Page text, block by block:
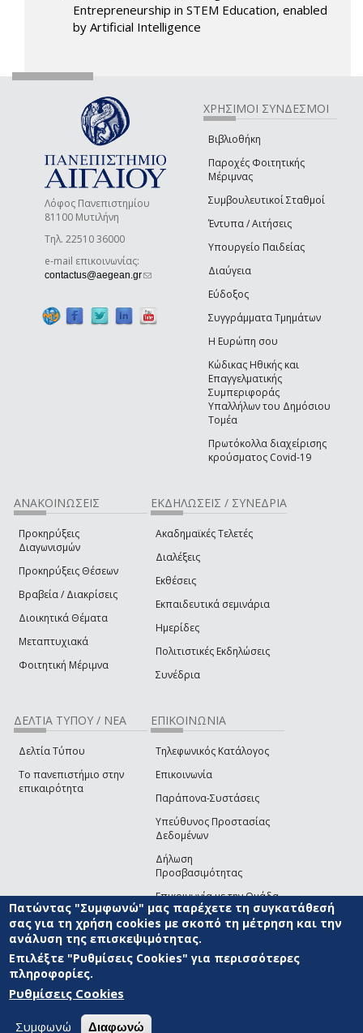
Entrepreneurship in STEM Education, enabled
by Artificial Intelligence
Λόφος Πανεπιστημίου
81100 Μυτιλήνη
Τηλ. 22510 36000
e-mail επικοινωνίας:
contactus@aegean.gr(link sends e-mail)
ΧΡΗΣΙΜΟΙ ΣΥΝΔΕΣΜΟΙ
Βιβλιοθήκη
Παροχές Φοιτητικής
Μέριμνας
Συμβουλευτικοί Σταθμοί
Έντυπα / Αιτήσεις
Υπουργείο Παιδείας
Διαύγεια
Εύδοξος
Συγγράμματα Τμημάτων
Η Ευρώπη σου
Κώδικας Ηθικής και
Επαγγελματικής
Συμπεριφοράς
Υπαλλήλων του Δημόσιου
Τομέα
Πρωτόκολλα διαχείρισης
κρούσματος Covid-19
ΑΝΑΚΟΙΝΩΣΕΙΣ
Προκηρύξεις
Διαγωνισμών
Προκηρύξεις Θέσεων
Βραβεία / Διακρίσεις
Διοικητικά Θέματα
Μεταπτυχιακά
Φοιτητική Μέριμνα
ΕΚΔΗΛΩΣΕΙΣ / ΣΥΝΕΔΡΙΑ
Ακαδημαϊκές Τελετές
Διαλέξεις
Εκθέσεις
Εκπαιδευτικά σεμινάρια
Ημερίδες
Πολιτιστικές Εκδηλώσεις
Συνέδρια
ΔΕΛΤΙΑ ΤΥΠΟΥ / ΝΕΑ
Δελτία Τύπου
Το πανεπιστήμιο στην
επικαιρότητα
ΕΠΙΚΟΙΝΩΝΙΑ
Τηλεφωνικός Κατάλογος
Επικοινωνία
Παράπονα-Συστάσεις
Υπεύθυνος Προστασίας
Δεδομένων
Δήλωση
Προσβασιμότητας
Επικοινωνία με την Ομάδα
Ανάπτυξης του site(link sends e-mail)
© ΠΑΝΕΠΙΣΤΗΜΙΟ ΑΙΓΑΙΟΥ ΟΡΟΙ ΧΡΗΣΗΣ
ΑΝΑΠΤΥΞΗΣ
Πατώντας "Συμφωνώ" μας παρέχετε τη συγκατάθεσή
σας για τη χρήση cookies με σκοπό τη μέτρηση και την
ανάλυση της επισκεψιμότητας.
Επιλέξτε "Ρυθμίσεις Cookies" για περισσότερες
πληροφορίες.
Ρυθμίσεις Cookies
Συμφωνώ Διαφωνώ